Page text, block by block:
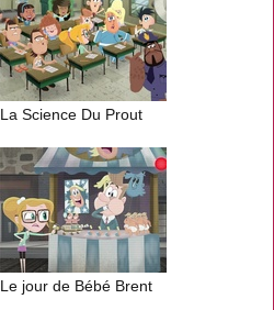
La Science Du Prout
Le jour de Bébé Brent